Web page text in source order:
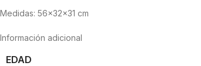
Medidas: 56x32x31 cm
Información adicional
EDAD